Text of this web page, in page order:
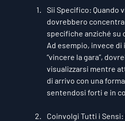
Sii Specifico: Quando
dovrebbero
specifiche anziché su
Ad esempio, invece di
“vincere la gara”,
visualizzarsi mentre
di arrivo con una
sentendosi forti e in
Coinvolgi Tutti i Sensi